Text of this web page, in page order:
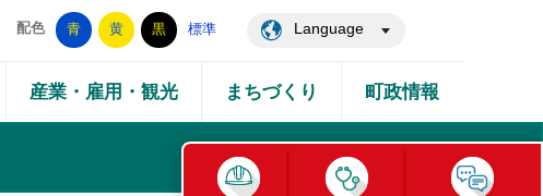
配色 青 黄 黒 標準 Language
産業・雇用・観光 まちづくり 町政情報